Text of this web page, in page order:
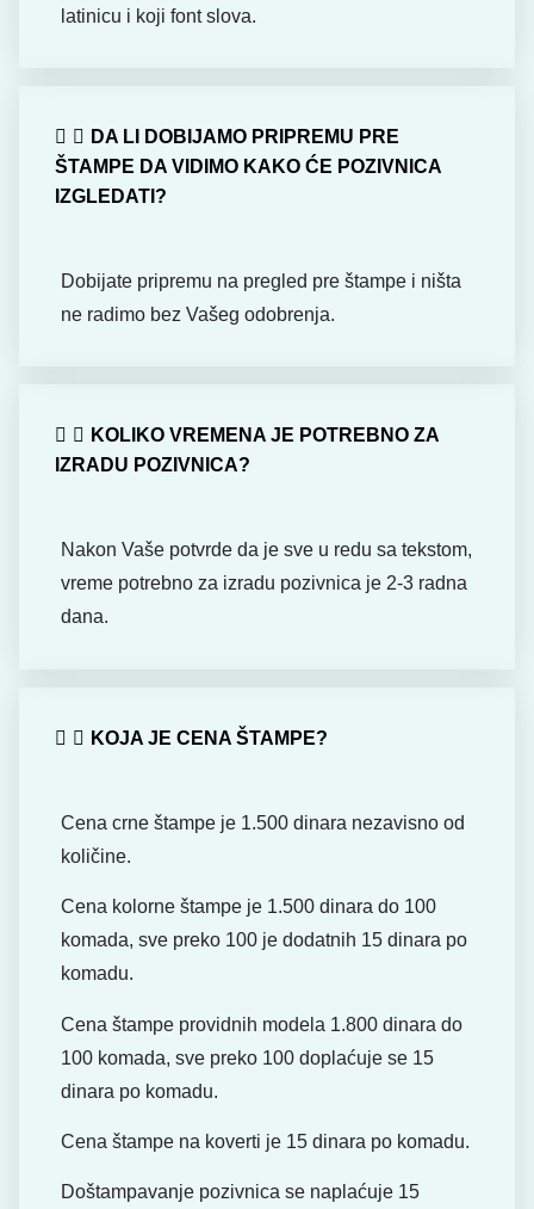
latinicu i koji font slova.
DA LI DOBIJAMO PRIPREMU PRE
ŠTAMPE DA VIDIMO KAKO ĆE POZIVNICA
IZGLEDATI?
Dobijate pripremu na pregled pre štampe i ništa
ne radimo bez Vašeg odobrenja.
KOLIKO VREMENA JE POTREBNO ZA
IZRADU POZIVNICA?
Nakon Vaše potvrde da je sve u redu sa tekstom,
vreme potrebno za izradu pozivnica je 2-3 radna
dana.
KOJA JE CENA ŠTAMPE?
Cena crne štampe je 1.500 dinara nezavisno od
količine.
Cena kolorne štampe je 1.500 dinara do 100
komada, sve preko 100 je dodatnih 15 dinara po
komadu.
Cena štampe providnih modela 1.800 dinara do
100 komada, sve preko 100 doplaćuje se 15
dinara po komadu.
Cena štampe na koverti je 15 dinara po komadu.
Doštampavanje pozivnica se naplaćuje 15